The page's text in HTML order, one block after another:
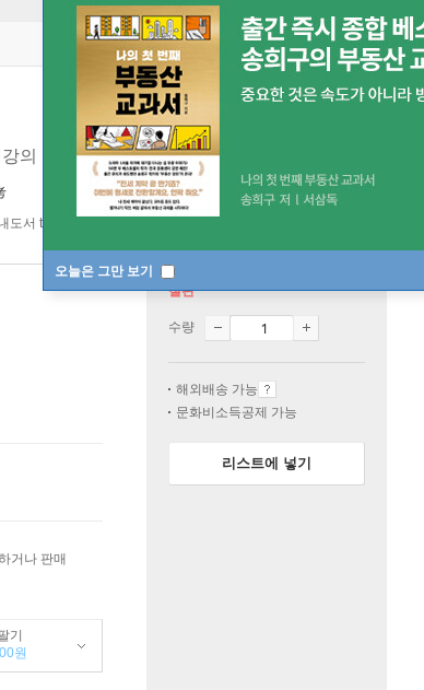
오늘은 그만 보기
의
도서 top20 2주
거나 판매
기
원
절판
수량
해외배송 가능
문화비소득공제 가능
리스트에 넣기